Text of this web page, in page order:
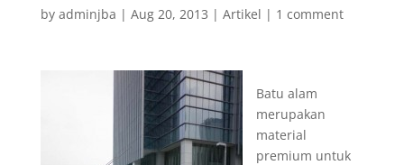
by adminjba | Aug 20, 2013 | Artikel | 1 comment
Batu alam
merupakan
material
premium untuk